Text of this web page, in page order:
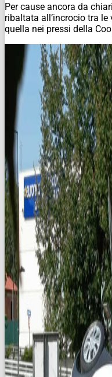
Per cause ancora da
ribaltata all’incrocio tra le
quella nei pressi della